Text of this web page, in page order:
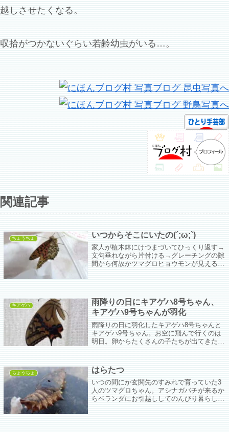
越しさせたくなる。
収拾がつかないぐらい若齢幼虫がいる…。
関連記事
ちょうちょ いつからそこにいたの(´;ω;`)
家人が植木鉢にけつまづいてひっくり返す→
文句垂れながら片付ける→グレーチングの隙
間から何故かツマグロヒョウモンが見えるが
ェックをする。
キアゲハ
雨降りの日にキアゲハ8号ちゃん、
キアゲハ9号ちゃんが羽化
雨降りの日に羽化したキアゲハ8号ちゃんと
キアゲハ9号ちゃん。お空に飛んで行くのは
明日。卵からたくさんの子たちが出てきた。
ちょうちょ はらたつ
いつの間にか玄関先のすみれで育っていた3
人のツマグロちゃん。アシナガバチが来るか
らベランダにお引越ししてのんびり暮らして